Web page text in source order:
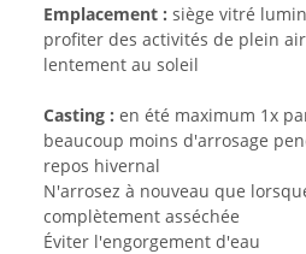
Emplacement : siège vitré
profiter des activités de plein
lentement au soleil
Casting : en été maximum 1x
beaucoup moins d'arrosage
repos hivernal
N'arrosez à nouveau que
complètement asséchée
Éviter l'engorgement d'eau